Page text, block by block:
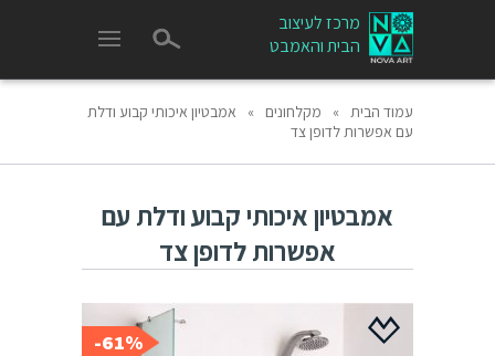
מרכז לעיצוב
הבית והאמבט
עמוד הבית » מקלחונים »
אמבטיון איכותי קבוע ודלת
עם אפשרות לדופן צד
אמבטיון איכותי קבוע ודלת עם
אפשרות לדופן צד
61%-